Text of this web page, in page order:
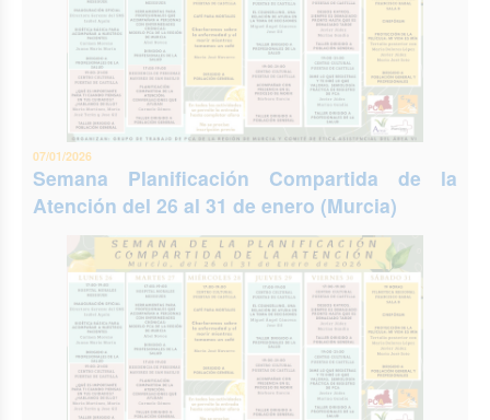
07/01/2026
Semana Planificación Compartida de la
Atención del 26 al 31 de enero (Murcia)